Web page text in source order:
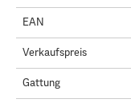
EAN
Verkaufspreis
Gattung